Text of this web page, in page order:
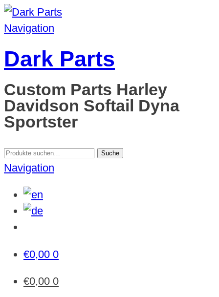
Navigation
Dark Parts
Custom Parts Harley
Davidson Softail Dyna
Sportster
Suche
nach:
Suche
Navigation
€0,00 0
€0,00 0